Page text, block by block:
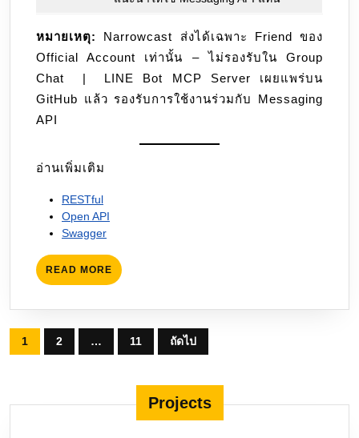
หมายเหตุ:
Narrowcast ส่งได้เฉพาะ Friend ของ
Official Account เท่านั้น – ไม่รองรับใน Group
Chat | LINE Bot MCP Server เผยแพร่บน
GitHub แล้ว รองรับการใช้งานร่วมกับ Messaging
API
อ่านเพิ่มเติม
RESTful
Open API
Swagger
READ MORE READ
MORE
Posts
pagination
1 2 … 11 ถัดไป
Projects